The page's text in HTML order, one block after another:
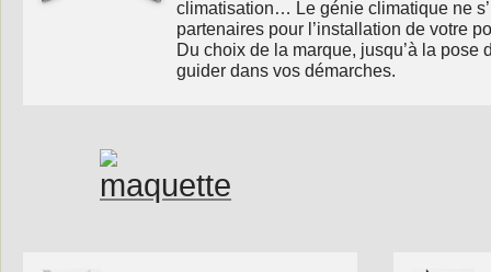
climatisation… Le génie climatique ne
partenaires pour l’installation de votre
Du choix de la marque, jusqu’à la pose
guider dans vos démarches.